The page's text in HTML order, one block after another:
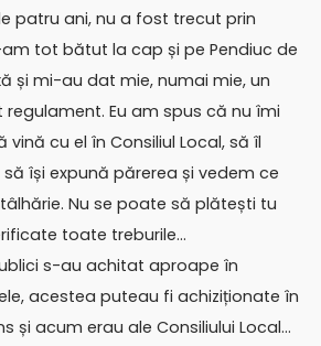
patru ani, nu a fost trecut prin
am tot bătut la cap și pe Pendiuc de
și mi-au dat mie, numai mie, un
Eu am spus că nu îmi
vină cu el în Consiliul Local, să îl
își expună părerea și vedem ce
Nu se poate să plătești tu
toate treburile…
s-au achitat aproape în
acestea puteau fi achiziționate în
și acum erau ale Consiliului Local…